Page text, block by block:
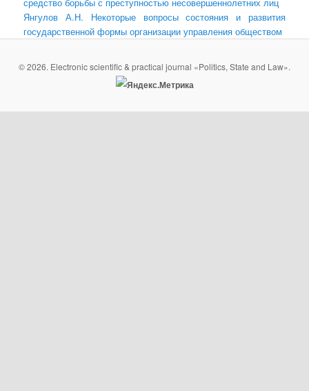
Янгулов А.Н. Некоторые вопросы состояния и развития
государственной формы организации управления обществом
© 2026. Electronic scientific & practical journal «Politics, State and Law».